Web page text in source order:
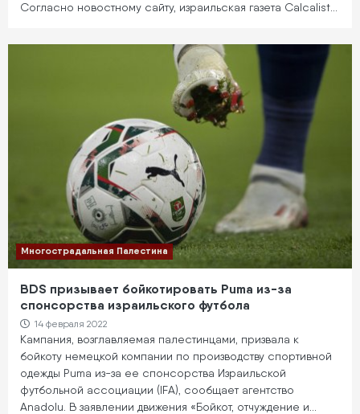
Согласно новостному сайту, израильская газета Calcalist…
Многострадальная Палестина
BDS призывает бойкотировать Puma из-за
спонсорства израильского футбола
14 февраля 2022
Кампания, возглавляемая палестинцами, призвала к
бойкоту немецкой компании по производству спортивной
одежды Puma из-за ее спонсорства Израильской
футбольной ассоциации (IFA), сообщает агентство
Anadolu. В заявлении движения «Бойкот, отчуждение и…